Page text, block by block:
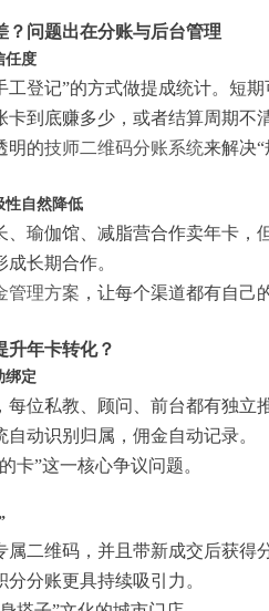
？问题出在分账与后台管理
任度
登记”的方式做提成统计。短期
到底赚多少，或者结算周期不
明的技师二维码分账系统来解决“
性自然降低
瑜伽馆、减脂营合作卖年卡，
长期合作。
管理方案 ，让每个渠道都有自己
升年卡转化？
绑定
，每位私教、顾问、前台都有独立
动识别归属，佣金自动记录。
卡”这一核心争议问题。
二维码，并且带新成交后获得
分账更具持续吸引力。